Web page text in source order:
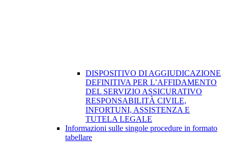
DISPOSITIVO DI AGGIUDICAZIONE
DEFINITIVA PER L’AFFIDAMENTO
DEL SERVIZIO ASSICURATIVO
RESPONSABILITÀ CIVILE,
INFORTUNI, ASSISTENZA E
TUTELA LEGALE
Informazioni sulle singole procedure in formato
tabellare